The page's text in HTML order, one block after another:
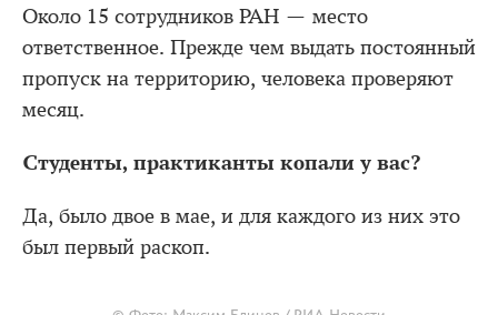
Около 15 сотрудников РАН — место
ответственное. Прежде чем выдать постоянный
пропуск на территорию, человека проверяют
месяц.
Студенты, практиканты копали у вас?
Да, было двое в мае, и для каждого из них это
был первый раскоп.